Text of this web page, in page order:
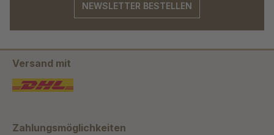
NEWSLETTER BESTELLEN
Versand mit
Zahlungsmöglichkeiten